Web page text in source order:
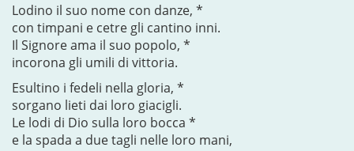
Lodino il suo nome con danze, *
con timpani e cetre gli cantino inni.
Il Signore ama il suo popolo, *
incorona gli umili di vittoria.
Esultino i fedeli nella gloria, *
sorgano lieti dai loro giacigli.
Le lodi di Dio sulla loro bocca *
e la spada a due tagli nelle loro mani,